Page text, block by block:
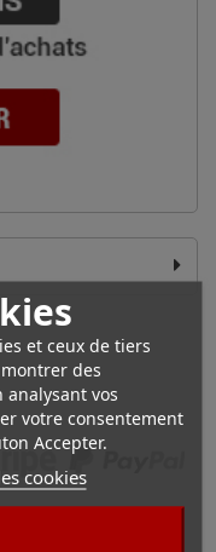
et ceux de tiers
des
analysant vos
votre consentement
Accepter.
cookies